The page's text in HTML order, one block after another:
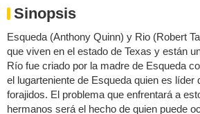
Sinopsis
Esqueda (Anthony Quinn) y Rio (Robert
que viven en el estado de Texas y están
Río fue criado por la madre de Esqueda
el lugarteniente de Esqueda quien es líder
forajidos. El problema que enfrentará a
hermanos será el hecho de quien puede